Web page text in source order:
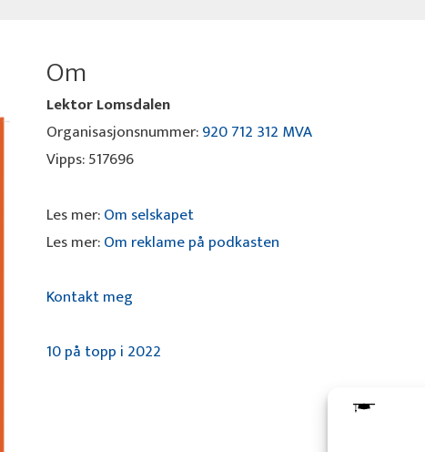
Om
Lektor Lomsdalen
Organisasjonsnummer:920 712 312 MVA
Vipps: 517696
Les mer:Om selskapet
Les mer:Om reklame på podkasten
Kontakt meg
10 på topp i 2022